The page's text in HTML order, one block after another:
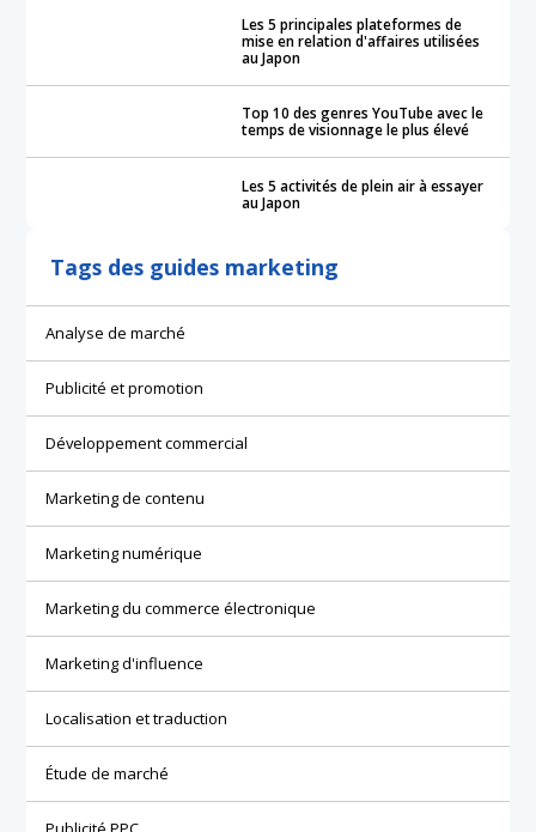
Les 5 principales plateformes de
mise en relation d'affaires utilisées
au Japon
Top 10 des genres YouTube avec le
temps de visionnage le plus élevé
Les 5 activités de plein air à essayer
au Japon
Tags des guides marketing
Analyse de marché
Publicité et promotion
Développement commercial
Marketing de contenu
Marketing numérique
Marketing du commerce électronique
Marketing d'influence
Localisation et traduction
Étude de marché